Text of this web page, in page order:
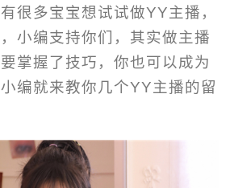
很多宝宝想试试做YY主播，
小编支持你们，其实做主播
掌握了技巧，你也可以成为
编就来教你几个YY主播的留